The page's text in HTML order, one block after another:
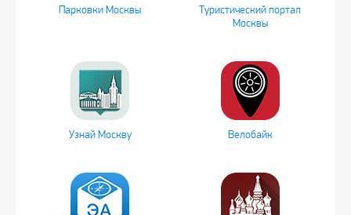
Парковки Москвы
Туристический портал
Москвы
Узнай Москву Велобайк